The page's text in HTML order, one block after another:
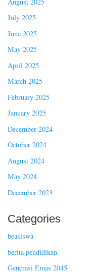
July 2025
June 2025
May 2025
April 2025
March 2025
February 2025
January 2025
December 2024
October 2024
August 2024
May 2024
December 2023
Categories
beasiswa
berita pendidikan
Generasi Emas 2045